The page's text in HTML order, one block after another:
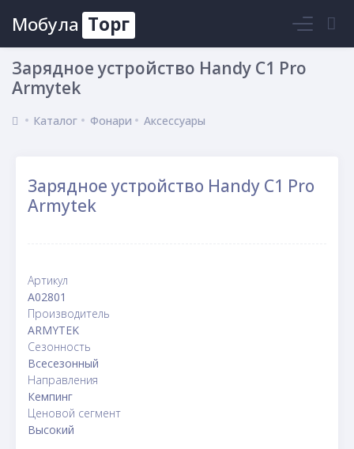
Мобула Торг Войти
Зарядное устройство Handy C1 Pro
Armytek
Каталог Фонари Аксессуары
Зарядное устройство Handy C1 Pro
Armytek
Артикул
A02801
Производитель
ARMYTEK
Сезонность
Всесезонный
Направления
Кемпинг
Ценовой сегмент
Высокий